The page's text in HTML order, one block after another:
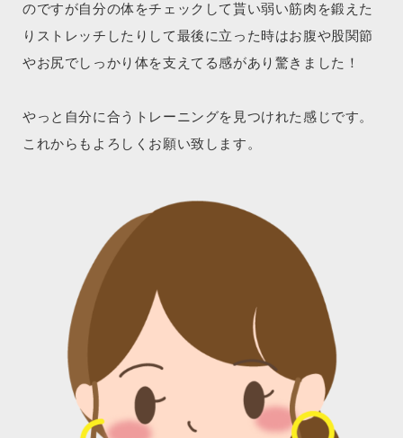
のですが自分の体をチェックして貰い弱い筋肉を鍛えた
りストレッチしたりして最後に立った時はお腹や股関節
やお尻でしっかり体を支えてる感があり驚きました！
やっと自分に合うトレーニングを見つけれた感じです。
これからもよろしくお願い致します。